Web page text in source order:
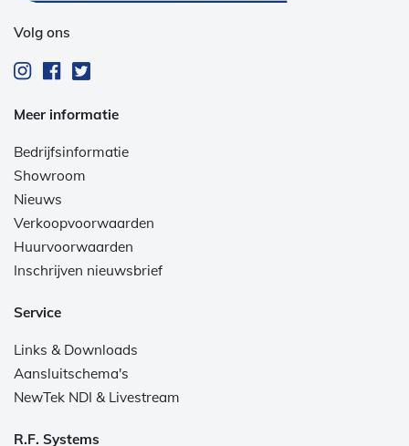
Volg ons
Meer informatie
Bedrijfsinformatie
Showroom
Nieuws
Verkoopvoorwaarden
Huurvoorwaarden
Inschrijven nieuwsbrief
Service
Links & Downloads
Aansluitschema's
NewTek NDI & Livestream
R.F. Systems